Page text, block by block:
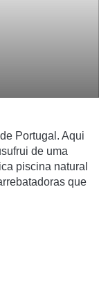
Portugal. Aqui
de uma
piscina natural
que